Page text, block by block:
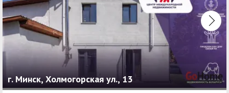
г. Минск, Холмогорская ул., 13